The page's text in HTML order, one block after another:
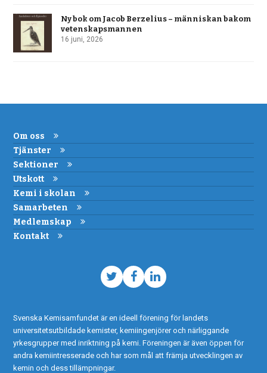
Ny bok om Jacob Berzelius – människan bakom
vetenskapsmannen
16 juni, 2026
Om oss
Tjänster
Sektioner
Utskott
Kemi i skolan
Samarbeten
Medlemskap
Kontakt
TwitterFacebook
LinkedIn
Svenska Kemisamfundet är en ideell förening för landets
universitetsutbildade kemister, kemiingenjörer och närliggande
yrkesgrupper med inriktning på kemi. Föreningen är även öppen för
andra kemiintresserade och har som mål att främja utvecklingen av
kemin och dess tillämpningar.